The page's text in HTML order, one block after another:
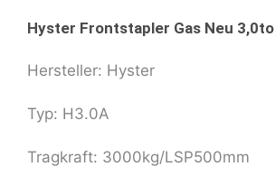
Hyster Frontstapler Gas Neu 3,0to
Hersteller: Hyster
Typ: H3.0A
Tragkraft: 3000kg/LSP500mm